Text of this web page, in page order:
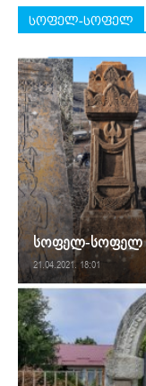
სოფელ-სოფელ
სოფელ-სოფელ
21.04.2021. 18:01